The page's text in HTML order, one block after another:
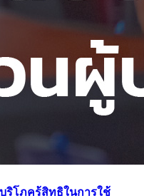
ริโภครู้สิทธิในการใช้